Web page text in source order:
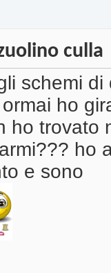
culla
schemi di
ho
ho trovato
ho
e sono